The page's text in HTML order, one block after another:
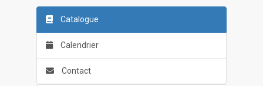
Catalogue
Calendrier
Contact